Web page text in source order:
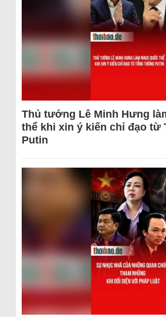
Thủ tướng Lê Minh Hưng
thể khi xin ý kiến chỉ đạo từ
Putin